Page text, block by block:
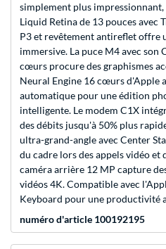
simplement plus impressionnant,
Liquid Retina de 13 pouces avec
P3 et revêtement antireflet offre
immersive. La puce M4 avec son
cœurs procure des graphismes
Neural Engine 16 cœurs d'Apple
automatique pour une édition
intelligente. Le modem C1X
des débits jusqu'à 50% plus
ultra-grand-angle avec Center
du cadre lors des appels vidéo et
caméra arrière 12 MP capture
vidéos 4K. Compatible avec
Keyboard pour une productivité
numéro d'article 100192195